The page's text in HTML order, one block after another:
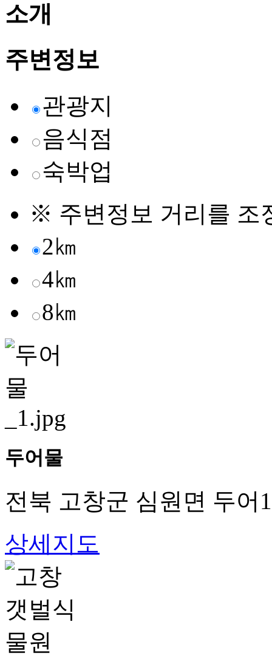
소개
주변정보
관광지
음식점
숙박업
※ 주변정보 거리를 조
2㎞
4㎞
8㎞
두어물
전북 고창군 심원면 두어
상세지도